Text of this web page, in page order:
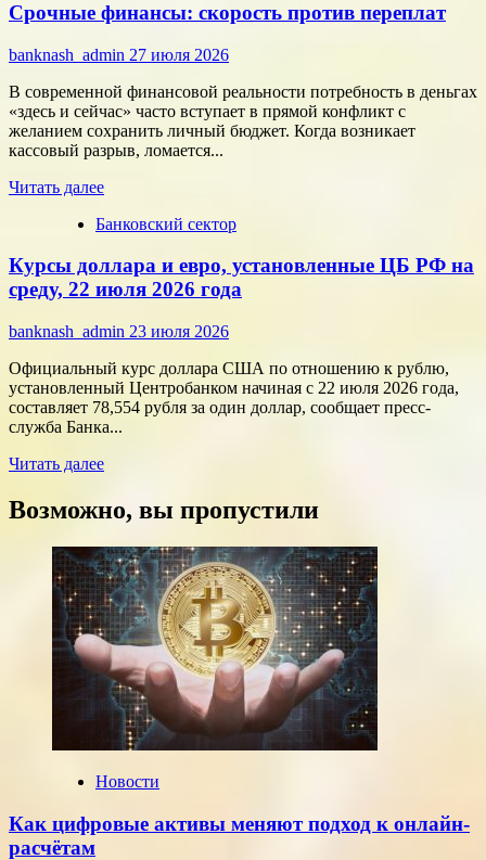
за
внимание:
как
удивить
современного
потребителя
с
помощью
технологий
Срочные финансы: скорость против переплат
banknash_admin 27 июля 2026
В современной финансовой реальности потребность в деньгах
«здесь и сейчас» часто вступает в прямой конфликт с
желанием сохранить личный бюджет. Когда возникает
кассовый разрыв, ломается...
Читать далееПрочитать
о
финансы:
скорость
против
переплат
Банковский сектор
Курсы доллара и евро, установленные ЦБ РФ на
среду, 22 июля 2026 года
banknash_admin 23 июля 2026
Официальный курс доллара США по отношению к рублю,
установленный Центробанком начиная с 22 июля 2026 года,
составляет 78,554 рубля за один доллар, сообщает пресс-
служба Банка...
Читать далееПрочитать
Курсы
и
евро,
установленные
ЦБ
РФ
на
среду,
22
июля
2026
года
Возможно, вы пропустили
Новости
Как цифровые активы меняют подход к онлайн-
расчётам